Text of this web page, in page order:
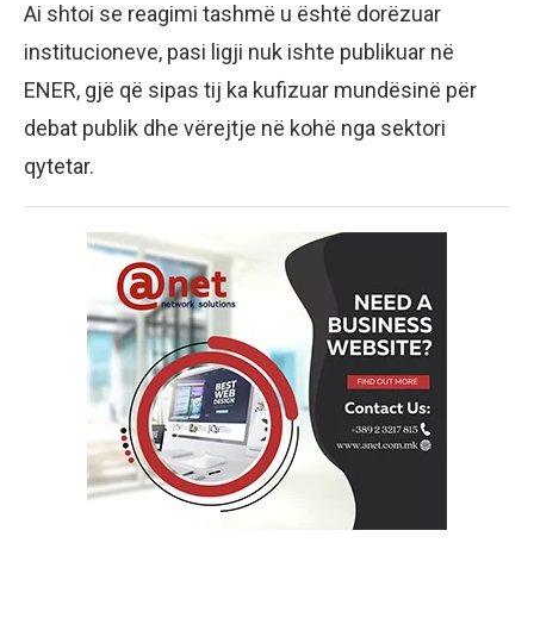
Ai shtoi se reagimi tashmë u është dorëzuar
institucioneve, pasi ligji nuk ishte publikuar në
ENER, gjë që sipas tij ka kufizuar mundësinë për
debat publik dhe vërejtje në kohë nga sektori
qytetar.